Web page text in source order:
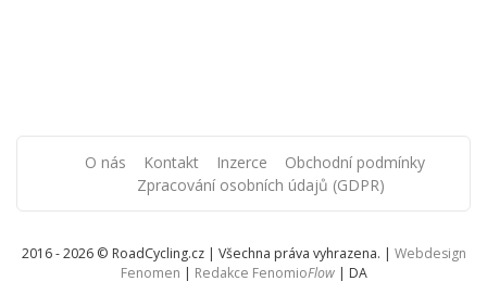
O nás Kontakt Inzerce
Obchodní podmínky
Zpracování osobních údajů (GDPR)
2016 - 2026 © RoadCycling.cz | Všechna práva vyhrazena. | Webdesign
Fenomen
Redakce FenomioFlow| DA